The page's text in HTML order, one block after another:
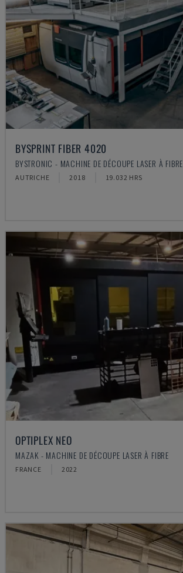
BYSPRINT FIBER 4020
BYSTRONIC - MACHINE DE DÉCOUPE LASER À FIBRE
AUTRICHE 2018 19.032 HRS
OPTIPLEX NEO
MAZAK - MACHINE DE DÉCOUPE LASER À FIBRE
FRANCE 2022